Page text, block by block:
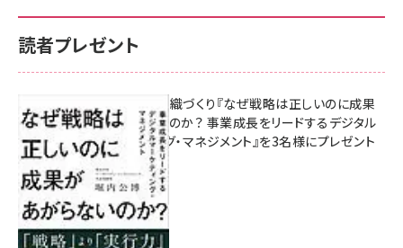
読者プレゼント
成果を生む組織づくり『なぜ戦略は正しいのに成果
があがらないのか？ 事業成長をリードするデジタル
マーケティング・マネジメント』を3名様にプレゼント
8月7日 10:00